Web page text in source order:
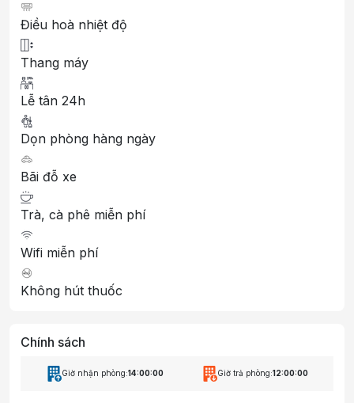
Điều hoà nhiệt độ
Thang máy
Lễ tân 24h
Dọn phòng hàng ngày
Bãi đỗ xe
Trà, cà phê miễn phí
Wifi miễn phí
Không hút thuốc
Chính sách
Giờ nhận phòng:14:00:00 Giờ trả phòng:12:00:00